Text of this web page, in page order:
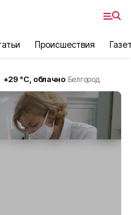
Происшествия
+29 °С, облачно Белгород